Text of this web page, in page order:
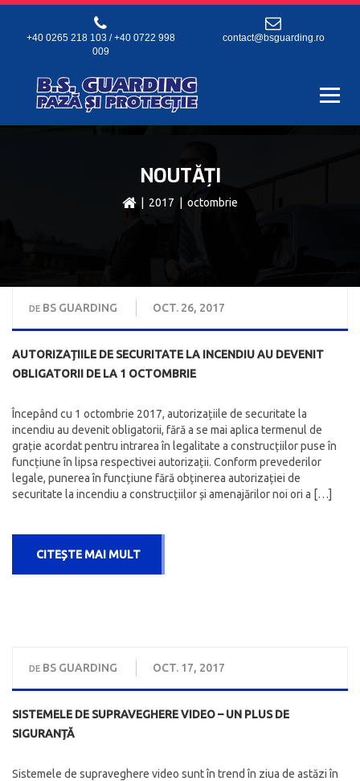
contact@bsguarding.ro
+40 0265 218 103 / +40 0722 998
009
NOUTĂȚI
| 2017 | octombrie
DE BS GUARDING OCT. 26, 2017
AUTORIZAȚIILE DE SECURITATE LA INCENDIU AU DEVENIT
OBLIGATORII DE LA 1 OCTOMBRIE
Începând cu 1 octombrie 2017, autorizațiile de securitate la
incendiu au devenit obligatorii, fără a se mai aplica termenul de
grație acordat pentru intrarea în legalitate a construcțiilor puse în
funcțiune în lipsa respectivei autorizații. Conform prevederilor
legale, punerea în funcțiune fără obținerea autorizației de
securitate la incendiu a construcțiilor și amenajărilor noi ori a […]
CITEȘTE MAI MULT
DE BS GUARDING OCT. 17, 2017
SISTEMELE DE SUPRAVEGHERE VIDEO – UN PLUS DE
SIGURANȚĂ
Sistemele de supraveghere video sunt în trend în ziua de astăzi în